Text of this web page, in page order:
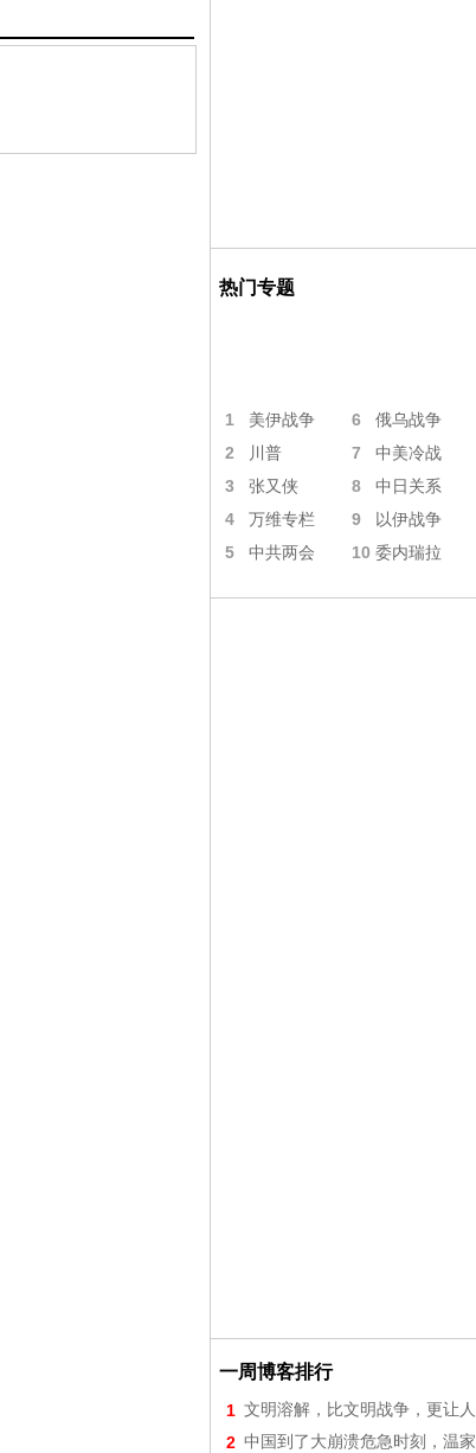
热门专题
1 美伊战争 6 俄乌战争
2 川普 7 中美冷战
3 张又侠 8 中日关系
4 万维专栏 9 以伊战争
5 中共两会 10 委内瑞拉
一周博客排行
1 文明溶解，比文明战争，更让人
2 中国到了大崩溃危急时刻，温家